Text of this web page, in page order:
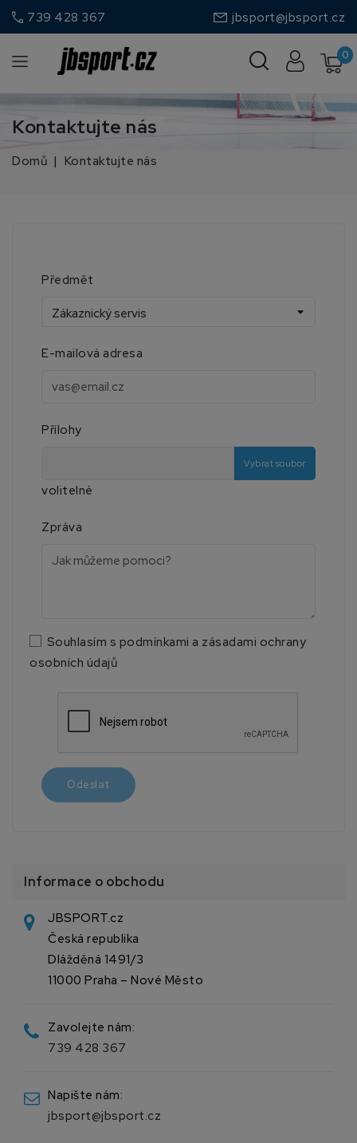
call 739 428 367 jbsport@jbsport.cz
0
Kontaktujte nás
Domů Kontaktujte nás
Předmět
E-mailová adresa
Přílohy
Vybrat soubor
volitelné
Zpráva
Souhlasím s podmínkami a zásadami ochrany
osobních údajů
Informace o obchodu
JBSPORT.cz
Česká republika
Dlážděná 1491/3
11000 Praha – Nové Město
Zavolejte nám:
739 428 367
Napište nám:
jbsport@jbsport.cz